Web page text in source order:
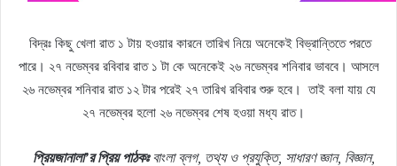
বিদ্রঃ কিছু খেলা রাত ১ টায় হওয়ার কারনে তারিখ নিয়ে অনেকেই বিভ্রান্তিতে পরতে
পারে। ২৭ নভেম্বর রবিবার রাত ১ টা কে অনেকেই ২৬ নভেম্বর শনিবার ভাববে। আসলে
২৬ নভেম্বর শনিবার রাত ১২ টার পরেই ২৭ তারিখ রবিবার শুরু হবে।
তাই বলা যায় যে
২৭ নভেম্বর হলো ২৬ নভেম্বর শেষ হওয়া মধ্য রাত।
প্রিয়জানালা’র প্রিয় পাঠকঃবাংলা ব্লগ, তথ্য ও প্রযুক্তি, সাধারণ জ্ঞান, বিজ্ঞান,